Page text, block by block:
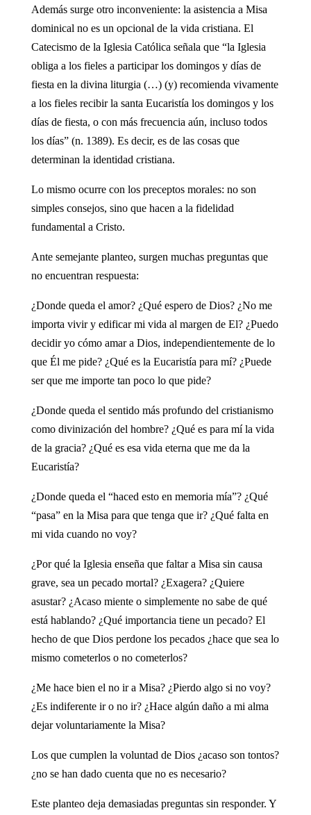
Además surge otro inconveniente: la asistencia a Misa
dominical no es un opcional de la vida cristiana. El
Catecismo de la Iglesia Católica señala que “la Iglesia
obliga a los fieles a participar los domingos y días de
fiesta en la divina liturgia (…) (y) recomienda vivamente
a los fieles recibir la santa Eucaristía los domingos y los
días de fiesta, o con más frecuencia aún, incluso todos
los días” (n. 1389). Es decir, es de las cosas que
determinan la identidad cristiana.
Lo mismo ocurre con los preceptos morales: no son
simples consejos, sino que hacen a la fidelidad
fundamental a Cristo.
Ante semejante planteo, surgen muchas preguntas que
no encuentran respuesta:
¿Donde queda el amor? ¿Qué espero de Dios? ¿No me
importa vivir y edificar mi vida al margen de El? ¿Puedo
decidir yo cómo amar a Dios, independientemente de lo
que Él me pide? ¿Qué es la Eucaristía para mí? ¿Puede
ser que me importe tan poco lo que pide?
¿Donde queda el sentido más profundo del cristianismo
como divinización del hombre? ¿Qué es para mí la vida
de la gracia? ¿Qué es esa vida eterna que me da la
Eucaristía?
¿Donde queda el “haced esto en memoria mía”? ¿Qué
“pasa” en la Misa para que tenga que ir? ¿Qué falta en
mi vida cuando no voy?
¿Por qué la Iglesia enseña que faltar a Misa sin causa
grave, sea un pecado mortal? ¿Exagera? ¿Quiere
asustar? ¿Acaso miente o simplemente no sabe de qué
está hablando? ¿Qué importancia tiene un pecado? El
hecho de que Dios perdone los pecados ¿hace que sea lo
mismo cometerlos o no cometerlos?
¿Me hace bien el no ir a Misa? ¿Pierdo algo si no voy?
¿Es indiferente ir o no ir? ¿Hace algún daño a mi alma
dejar voluntariamente la Misa?
Los que cumplen la voluntad de Dios ¿acaso son tontos?
¿no se han dado cuenta que no es necesario?
Este planteo deja demasiadas preguntas sin responder. Y